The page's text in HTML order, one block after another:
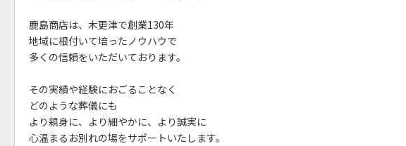
鹿島商店は、木更津で創業130年
地域に根付いて培ったノウハウで
多くの信頼をいただいております。
その実績や経験におごることなく
どのような葬儀にも
より親身に、より細やかに、より誠実に
心温まるお別れの場をサポートいたします。